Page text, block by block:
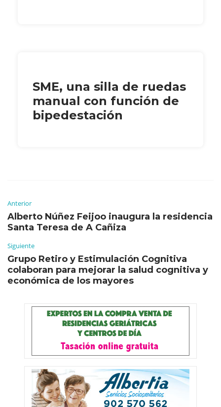
SME, una silla de ruedas
manual con función de
bipedestación
Anterior
Alberto Núñez Feijoo inaugura la residencia
Santa Teresa de A Cañiza
Siguiente
Grupo Retiro y Estimulación Cognitiva
colaboran para mejorar la salud cognitiva y
económica de los mayores